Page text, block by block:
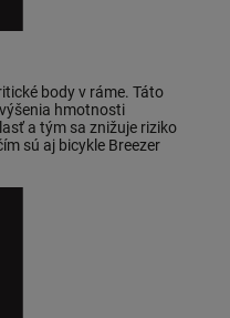
body v ráme. Táto
hmotnosti
a tým sa znižuje riziko
sú aj bicykle Breezer